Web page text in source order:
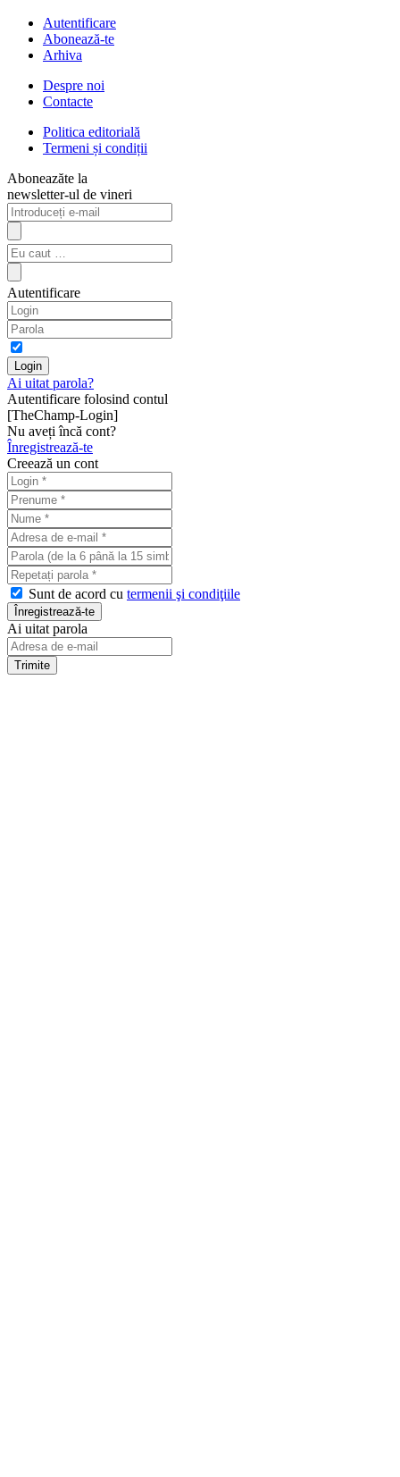
Autentificare
Abonează-te
Arhiva
Despre noi
Contacte
Politica editorială
Termeni și condiții
Aboneazăte la
newsletter-ul de vineri
Autentificare
Ai uitat parola?
Autentificare folosind contul
[TheChamp-Login]
Nu aveți încă cont?
Înregistrează-te
Creează un cont
Sunt de acord cu termenii şi condiţiile
Ai uitat parola